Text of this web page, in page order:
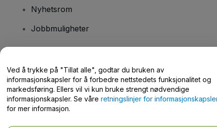
Nyhetsrom
Jobbmuligheter
Hjelpesenter / kontakt oss
Ved å trykke på "Tillat alle", godtar du bruken av
informasjonskapsler for å forbedre nettstedets funksjonalitet og
markedsføring. Ellers vil vi kun bruke strengt nødvendige
informasjonskapsler. Se våre retningslinjer for
for mer informasjon.